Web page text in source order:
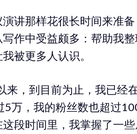
讲那样花很长时间来准
作中受益颇多：帮助我
被更多人认识。
来，到目前为止，我已经
5万，我的粉丝数也超过
段时间里，我掌握了一